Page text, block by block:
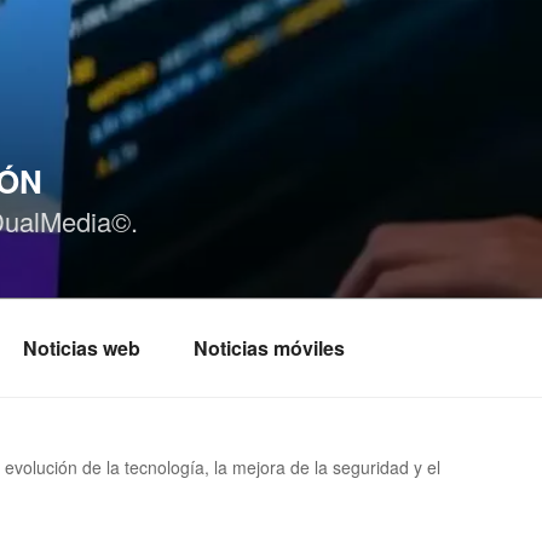
Noticias web Noticias móviles
de la tecnología, la mejora de la seguridad y el